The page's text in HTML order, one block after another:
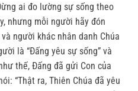
ai đo lường sự sống theo
nhưng mỗi người hãy đón
người khác nhân danh Chúa
là “Đấng yêu sự sống” và
thế, Đấng đã gửi Con của
“Thật ra, Thiên Chúa đã yêu